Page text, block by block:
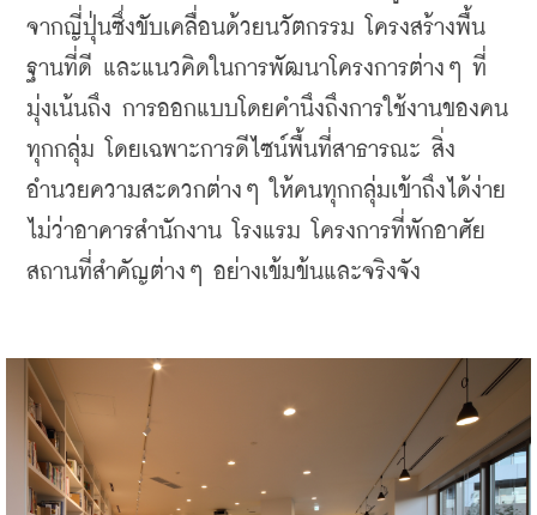
จากญี่ปุ่นซึ่งขับเคลื่อนด้วยนวัตกรรม โครงสร้างพื้น
ฐานที่ดี และแนวคิดในการพัฒนาโครงการต่างๆ ที่
มุ่งเน้นถึง การออกแบบโดยคำนึงถึงการใช้งานของคน
ทุกกลุ่ม โดยเฉพาะการดีไซน์พื้นที่สาธารณะ สิ่ง
อำนวยความสะดวกต่างๆ ให้คนทุกกลุ่มเข้าถึงได้ง่าย
ไม่ว่าอาคารสำนักงาน โรงแรม โครงการที่พักอาศัย
สถานที่สำคัญต่างๆ อย่างเข้มข้นและจริงจัง